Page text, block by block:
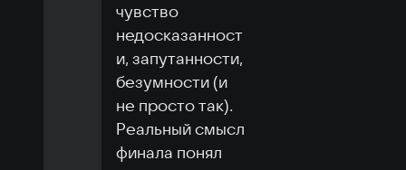
чувство
недосказанност
и, запутанности,
безумности (и
не просто так).
Реальный смысл
финала понял